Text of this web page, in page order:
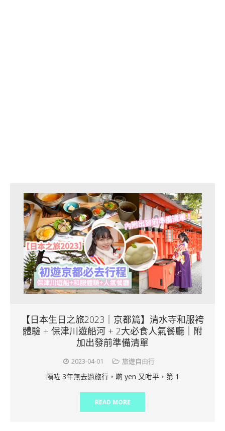
【日本生日之旅2023｜京都篇】清水寺和服袴
體驗 + 保津川遊船河 + 2大必食人氣餐廳｜附
加出發前準備清單
2023-04-01 旅遊自由行
隔咗 3年無去過旅行，啲 yen 又咁平，第 1
READ MORE